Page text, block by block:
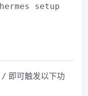
hermes setup
/ 即可触发以下功